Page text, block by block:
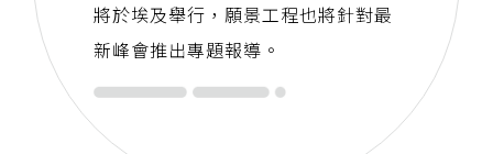
將於埃及舉行，願景工程也將針對最
新峰會推出專題報導。